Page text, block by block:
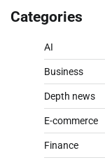
Categories
AI
Business
Depth news
E-commerce
Finance